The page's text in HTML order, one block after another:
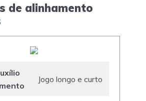
de alinhamento
Jogo longo e curto